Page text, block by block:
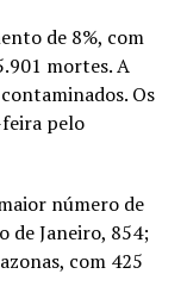
de 8%, com
mortes. A
Os
pelo
número de
de Janeiro, 854;
com 425